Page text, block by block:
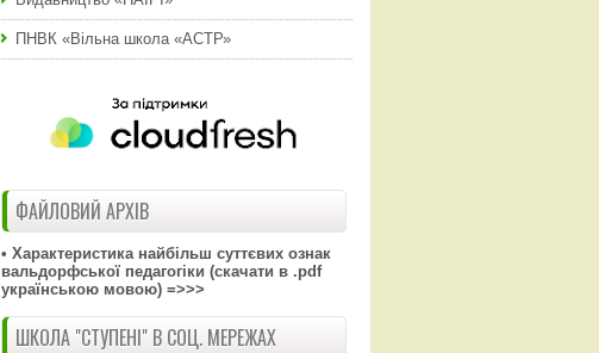
ПНВК «Вільна школа «АСТР»
ФАЙЛОВИЙ АРХІВ
• Характеристика найбільш суттєвих ознак
вальдорфської педагогіки (скачати в .pdf
українською мовою) =>>>
ШКОЛА "СТУПЕНІ" В СОЦ. МЕРЕЖАХ